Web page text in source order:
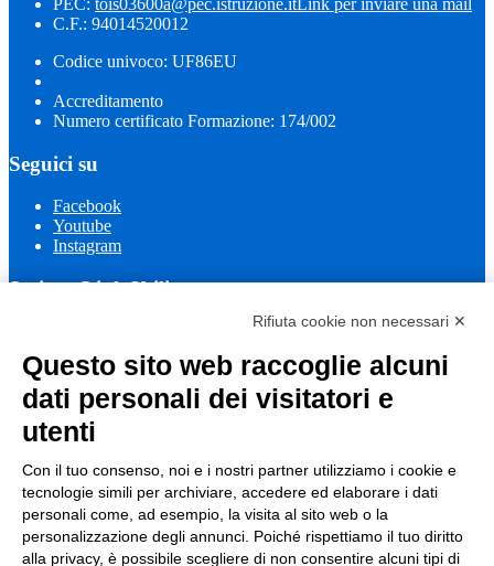
C.F.: 94014520012
Codice univoco: UF86EU
Accreditamento
Numero certificato Formazione: 174/002
Seguici su
Facebook
Youtube
Instagram
Sezione Link Utili
Informativa Privacy
Ufficio Relazioni con il Pubblico
Dichiarazione di accessibilità
Obiettivi di accessibilità
Gestione consensi cookie
Amministrazione trasparente
Pagina visualizzata
569 volte
Rifiuta cookie non necessari ✕
Questo sito web raccoglie alcuni
dati personali dei visitatori e
utenti
Con il tuo consenso, noi e i nostri partner utilizziamo i cookie e
tecnologie simili per archiviare, accedere ed elaborare i dati
personali come, ad esempio, la visita al sito web o la
personalizzazione degli annunci. Poiché rispettiamo il tuo diritto
alla privacy, è possibile scegliere di non consentire alcuni tipi di